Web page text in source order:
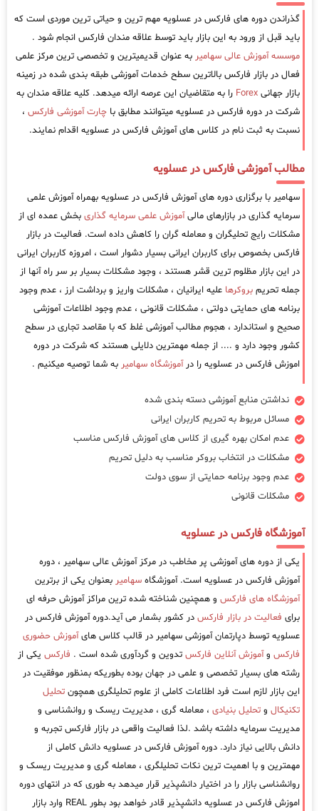
گذراندن دوره های فارکس در عسلویه مهم ترین و حیاتی ترین موردی است که
باید قبل از ورود به این بازار باید توسط علاقه مندان فارکس انجام شود .
موسسه آموزش عالی سهامیر به عنوان قدیمیترین و تخصصی ترین مرکز علمی
فعال در بازار فارکس بالاترین سطح خدمات آموزشی طبقه بندی شده در زمینه
بازار جهانی Forex را به متقاضیان این عرصه ارائه میدهد. کلیه علاقه مندان به
شرکت در دوره فارکس در عسلویه میتوانند مطابق با چارت آموزشی فارکس ،
نسبت به ثبت نام در کلاس های آموزش فارکس در عسلویه اقدام نمایند.
مطالب آموزشی فارکس در عسلویه
سهامیر با برگزاری دوره های آموزش فارکس در عسلویه بهمراه آموزش علمی
سرمایه گذاری در بازارهای مالیآموزش علمی سرمایه گذاری بخش عمده ای از
مشکلات رایج تحلیگران و معامله گران را کاهش داده است. فعالیت در بازار
فارکس بخصوص برای کاربران ایرانی بسیار دشوار است ، امروزه کاربران ایرانی
در این بازار مظلوم ترین قشر هستند ، وجود مشکلات بسیار بر سر راه آنها از
جمله تحریم بروکرها علیه ایرانیان ، مشکلات واریز و برداشت ارز ، عدم وجود
برنامه های حمایتی دولتی ، مشکلات قانونی ، عدم وجود اطلاعات آموزشی
صحیح و استاندارد ، هجوم مطالب آموزشی غلط که با مقاصد تجاری در سطح
کشور وجود دارد و .... از جمله مهمترین دلایلی هستند که شرکت در دوره
اموزش فارکس در عسلویه را درآموزشگاه سهامیر به شما توصیه میکنیم .
نداشتن منابع آموزشی دسته بندی شده
مسائل مربوط به تحریم کاربران ایرانی
عدم امکان بهره گیری از کلاس های آموزش فارکس مناسب
مشکلات در انتخاب بروکر مناسب به دلیل تحریم
عدم وجود برنامه حمایتی از سوی دولت
مشکلات قانونی
آموزشگاه فارکس در عسلویه
یکی از دوره های آموزشی پر مخاطب در مرکز آموزش عالی سهامیر ، دوره
آموزش فارکس در عسلویه است. آموزشگاه سهامیر بعنوان یکی از برترین
آموزشگاه های فارکس و همچنین شناخته شده ترین مراکز آموزش حرفه ای
برای فعالیت در بازار فارکس در کشور بشمار می آید.دوره آموزش فارکس در
عسلویه توسط دپارتمان آموزشی سهامیر در قالب کلاس هایآموزش حضوری
فارکس وآموزش آنلاین فارکس تدوین و گردآوری شده است . فارکس یکی از
رشته های بسیار تخصصی و علمی در جهان بوده بطوریکه بمنظور موفقیت در
این بازار لازم است فرد اطلاعات کاملی از علوم تحلیلگری همچون تحلیل
تکنیکال و تحلیل بنیادی ، معامله گری ، مدیریت ریسک و روانشناسی و
مدیریت سرمایه داشته باشد .لذا فعالیت واقعی در بازار فارکس تجربه و
دانش بالایی نیاز دارد. دوره آموزش فارکس در عسلویه دانش کاملی از
مهمترین و با اهمیت ترین نکات تحلیلگری ، معامله گری و مدیریت ریسک و
روانشناسی بازار را در اختیار دانشپذیر قرار میدهد به طوری که در انتهای دوره
اموزش فارکس در عسلویه دانشپذیر قادر خواهد بود بطور REAL وارد بازار